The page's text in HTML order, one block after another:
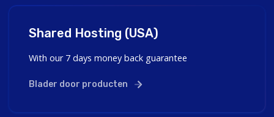
Shared Hosting (USA)
With our 7 days money back guarantee
Blader door producten